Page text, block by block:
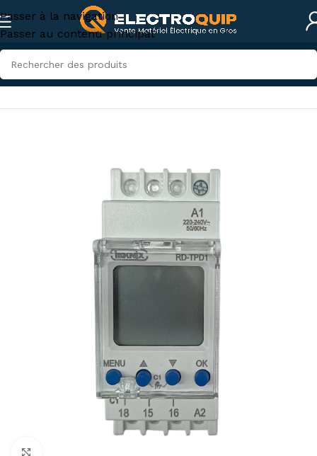
Passer à la navigation
Passer au contenu principal
Accueil/Eclairage/Relais et Temporisateurs